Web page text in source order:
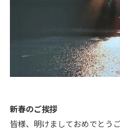
新春のご挨拶
皆様、明けましておめでとう